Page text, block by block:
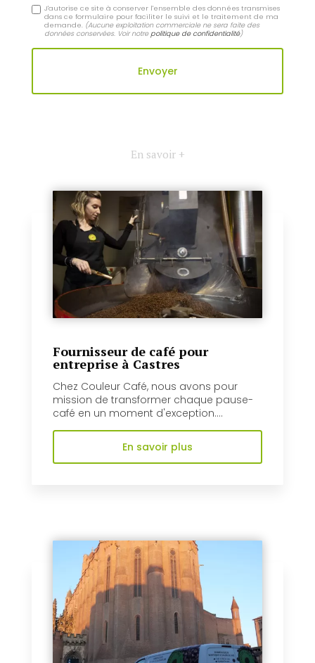
J'autorise ce site à conserver l'ensemble des données transmises
dans ce formulaire pour faciliter le suivi et le traitement de ma
demande. (Aucune exploitation commerciale ne sera faite des
données conservées. Voir notrepolitique de confidentialité)
En savoir +
Fournisseur de café pour
entreprise à Castres
Chez Couleur Café, nous avons pour
mission de transformer chaque pause-
café en un moment d'exception....
En savoir plus